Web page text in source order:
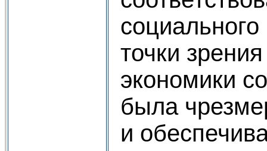
точки
экономики
была
и